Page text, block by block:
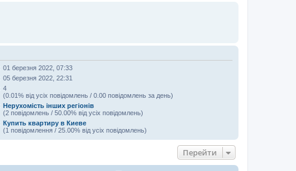
01 березня 2022, 07:33
05 березня 2022, 22:31
4
(0.01% від усіх повідомлень / 0.00 повідомлень за день)
Нерухомість інших регіонів
(2 повідомлень / 50.00% від усіх повідомлень)
Купить квартиру в Киеве
(1 повідомлення / 25.00% від усіх повідомлень)
Перейти